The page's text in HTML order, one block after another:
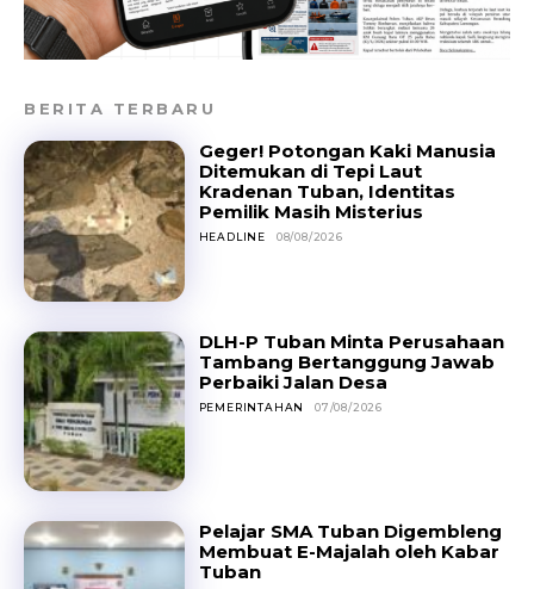
BERITA TERBARU
Geger! Potongan Kaki Manusia
Ditemukan di Tepi Laut
Kradenan Tuban, Identitas
Pemilik Masih Misterius
HEADLINE 08/08/2026
DLH-P Tuban Minta Perusahaan
Tambang Bertanggung Jawab
Perbaiki Jalan Desa
PEMERINTAHAN 07/08/2026
Pelajar SMA Tuban Digembleng
Membuat E-Majalah oleh Kabar
Tuban